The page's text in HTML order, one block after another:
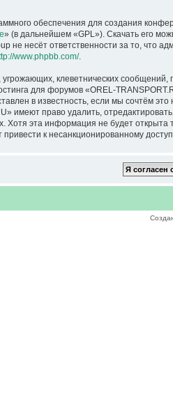
обеспечения для создания
» (в дальнейшем «GPL»). Скачать его
не несёт ответственности за то, что
www.phpbb.com/.
клеветнических
для форумов «OREL-
в известность, если мы сочтём
имеют право удалить,
Хотя эта информация не будет
к несанкционированному